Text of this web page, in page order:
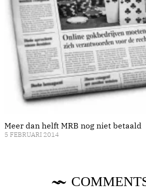
Meer dan helft MRB nog niet betaald
5 FEBRUARI 2014